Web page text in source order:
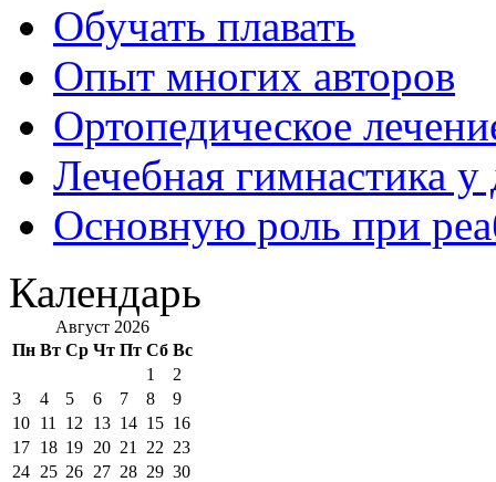
Обучать плавать
Опыт многих авторов
Ортопедическое
Лечебная гимнастика
Основную роль при
Календарь
Август 2026
Пн Вт Ср Чт Пт Сб Вс
1
2
3
4 5 6 7 8
9
10 11 12 13 14 15 16
17 18 19 20 21 22 23
24 25 26 27 28 29 30